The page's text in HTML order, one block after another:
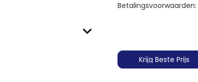
Betalingsvoorwaarden:
Krijg Beste Prijs